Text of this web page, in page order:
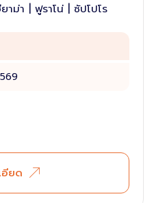
าม่า | ฟูราโน่ | ซัปโปโร
อียด